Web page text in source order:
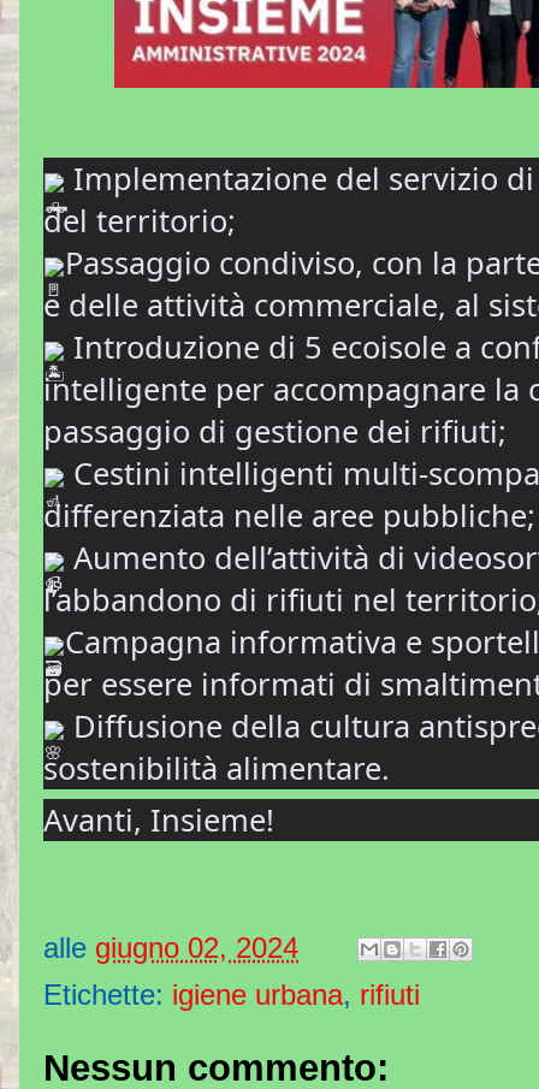
Implementazione del servizio
del territorio;
Passaggio condiviso, con la
e delle attività commerciale, al
Introduzione di 5 ecoisole a
intelligente per accompagnare la
passaggio di gestione dei rifiuti;
Cestini intelligenti multi-
differenziata nelle aree pubbliche;
Aumento dell’attività di
l’abbandono di rifiuti nel
Campagna informativa e
per essere informati di
Diffusione della cultura
sostenibilità alimentare.
Avanti, Insieme!
alle giugno 02, 2024
Etichette: igiene urbana, rifiuti
Nessun commento: